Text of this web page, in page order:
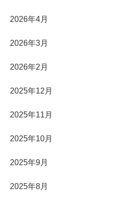
2026年4月
2026年3月
2026年2月
2025年12月
2025年11月
2025年10月
2025年9月
2025年8月